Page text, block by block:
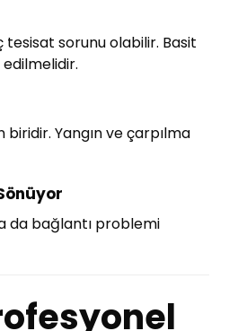
tesisat sorunu olabilir. Basit
biridir. Yangın ve çarpılma
da bağlantı problemi